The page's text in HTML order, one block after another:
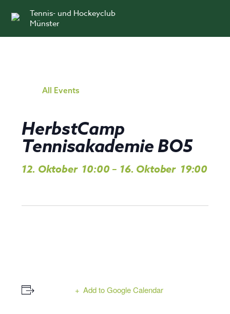
content
Tennis- und Hockeyclub
Münster
All Events
HerbstCamp
Tennisakademie BO5
12. Oktober 10:00– 16. Oktober 19:00
Add to Google Calendar